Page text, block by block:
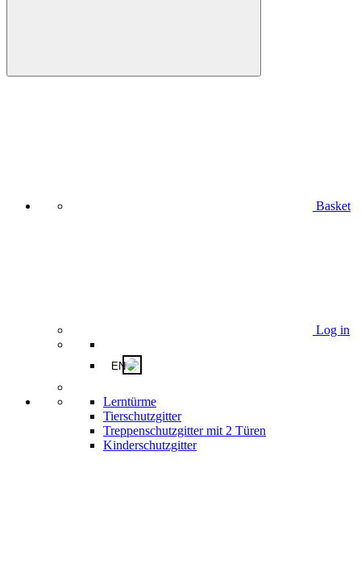
Basket
Log in
EN
Lerntürme
Tierschutzgitter
Treppenschutzgitter mit 2 Türen
Kinderschutzgitter